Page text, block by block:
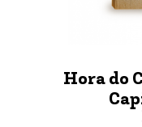
Hora do